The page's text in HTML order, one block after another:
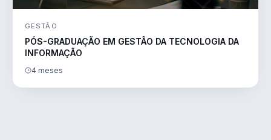
GESTÃO
PÓS-GRADUAÇÃO EM GESTÃO DA TECNOLOGIA DA
INFORMAÇÃO
4 meses